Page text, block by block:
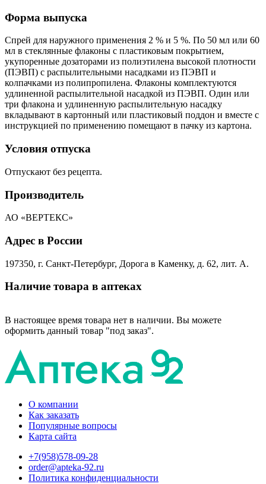
Форма выпуска
Спрей для наружного применения 2 % и 5 %. По 50 мл или 60
мл в стеклянные флаконы с пластиковым покрытием,
укупоренные дозаторами из полиэтилена высокой плотности
(ПЭВП) с распылительными насадками из ПЭВП и
колпачками из полипропилена. Флаконы комплектуются
удлиненной распылительной насадкой из ПЭВП. Один или
три флакона и удлиненную распылительную насадку
вкладывают в картонный или пластиковый поддон и вместе с
инструкцией по применению помещают в пачку из картона.
Условия отпуска
Отпускают без рецепта.
Производитель
АО «ВЕРТЕКС»
Адрес в России
197350, г. Санкт-Петербург, Дорога в Каменку, д. 62, лит. А.
Наличие товара в аптеках
В настоящее время товара нет в наличии. Вы можете
оформить данный товар "под заказ".
О компании
Как заказать
Популярные вопросы
Карта сайта
+7(958)578-09-28
order@apteka-92.ru
Политика конфиденциальности